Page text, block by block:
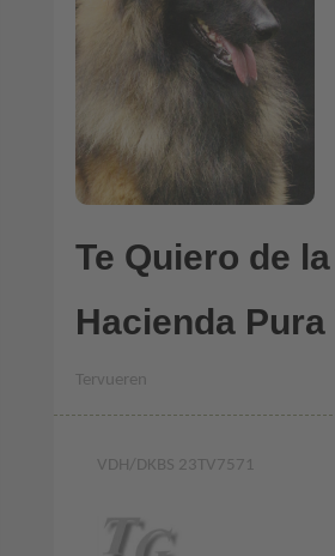
Te Quiero de la
Hacienda Pura
Tervueren
VDH/DKBS 23TV7571